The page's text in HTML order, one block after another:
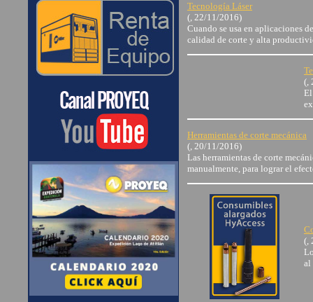
Tecnología Láser
(, 22/11/2016)
Cuando se usa en aplicaciones
calidad de corte y alta
(,
El
Herramientas de corte mecánica
(, 20/11/2016)
Las herramientas de corte
manualmente, para lograr el
(,
al